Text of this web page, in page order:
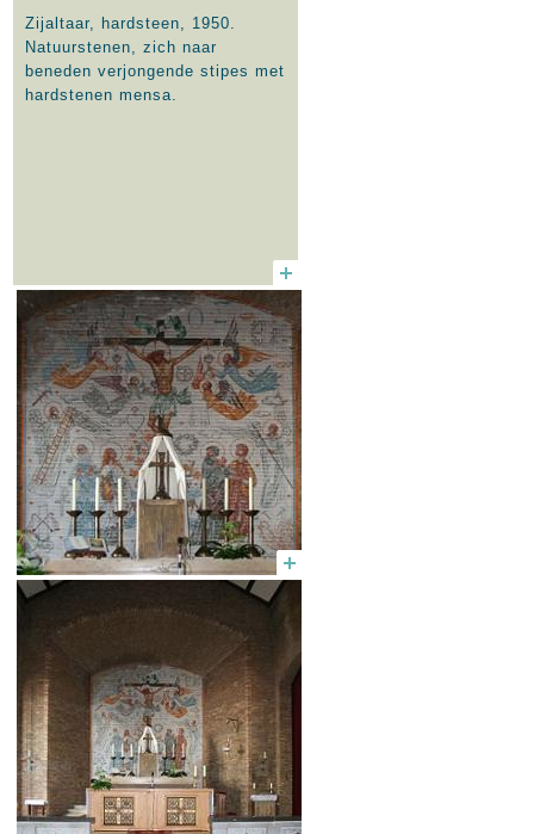
Zijaltaar, hardsteen, 1950.
Natuurstenen, zich naar
beneden verjongende stipes met
hardstenen mensa.